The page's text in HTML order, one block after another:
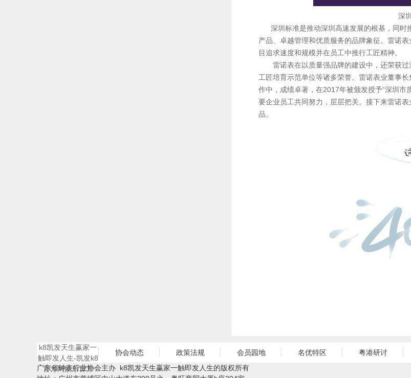
深
深圳标准是推动深圳高速发展的根基，同时
产品、卓越管理和优质服务的品牌象征。雷诺
目追求速度和规模并在员工中推行工匠精神。
雷诺表在以质量强品牌的建设中，还荣获
工匠培育示范单位等诸多荣誉。雷诺表业董事长
作中，成绩卓著，在2017年被颁发授予“深圳
要企业员工共同努力，层层把关。接下来雷诺
品。
k8凯发天生赢家一
触即发人生-凯发k8
官方网娱乐官方
协会动态 政策法规 会员园地 名优特区 粤港研讨
广东省钟表行业协会主办 k8凯发天生赢家一触即发人生的版权所有